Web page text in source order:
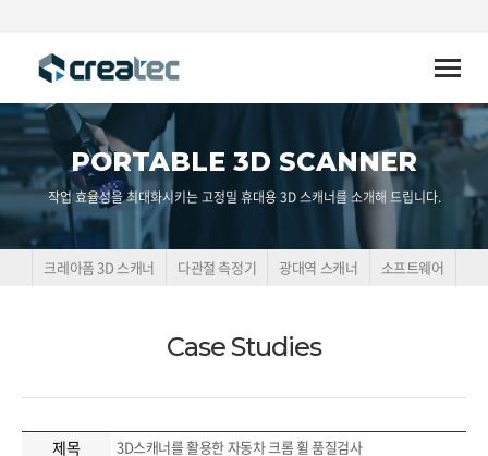
Toggle
PORTABLE 3D SCANNER
작업 효율성을 최대화시키는 고정밀 휴대용 3D 스캐너를 소개해 드립니다.
크레아폼 3D 스캐너 다관절 측정기 광대역 스캐너 소프트웨어
Case Studies
제목 3D스캐너를 활용한 자동차 크롬 휠 품질검사